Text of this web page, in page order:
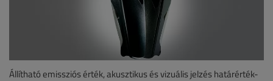
Állítható emissziós érték, akusztikus és vizuális jelzés határérték-